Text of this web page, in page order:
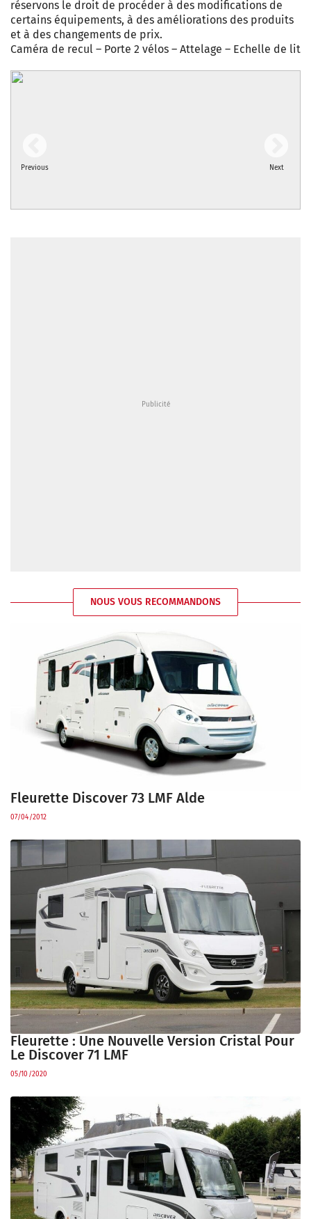
réservons le droit de procéder à des modifications de
certains équipements, à des améliorations des produits
et à des changements de prix.
Caméra de recul – Porte 2 vélos – Attelage – Echelle de lit
Previous Next
NOUS VOUS RECOMMANDONS
Fleurette Discover 73 LMF Alde
07/04/2012
Fleurette : Une Nouvelle Version Cristal Pour
Le Discover 71 LMF
05/10/2020